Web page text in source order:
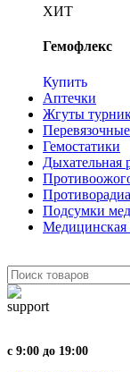
ХИТ
Гемофлекс
Купить
Аптечки
Жгуты
Перевязочные
Гемостатики
Дыхательная
Подсумки
Медицинская
с 9:00 до 19:00